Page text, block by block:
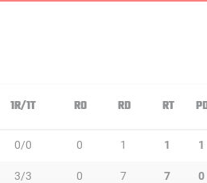
1R/1T RO RD RT
0/0 0 1 1 1
3/3 0 7 7 0